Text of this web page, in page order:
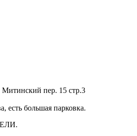
пер. 15 стр.3
есть большая парковка.